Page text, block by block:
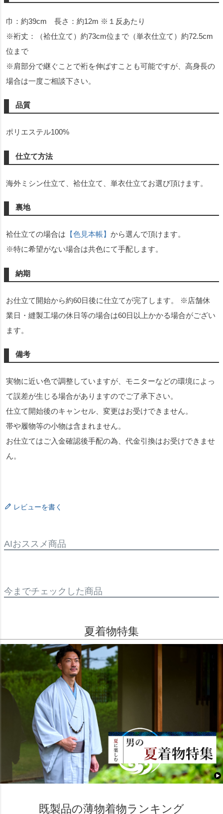
巾：約39cm 長さ：約12m ※１反あたり
※裄丈：（袷仕立て）約73cm位まで（単衣仕立て）約72.5cm
位まで
※肩部分で継ぐことで裄を伸ばすことも可能ですが、高身長の
場合は一度ご相談下さい。
品質
ポリエステル100%
仕立て方法
海外ミシン仕立て、袷仕立て、単衣仕立てお選び頂けます。
裏地
袷仕立ての場合は 【色見本帳】から選んで頂けます。
※特に希望がない場合は共色にて手配します。
納期
お仕立て開始から約60日後に仕立てが完了します。 ※店舗休
業日・縫製工場の休日等の場合は60日以上かかる場合がござい
ます。
備考
実物に近い色で調整していますが、モニターなどの環境によっ
て誤差が生じる場合がありますのでご了承下さい。
仕立て開始後のキャンセル、変更はお受けできません。
帯や履物等の小物は含まれません。
お仕立てはご入金確認後手配の為、代金引換はお受けできませ
ん。
レビューを書く
AIおススメ商品
今までチェックした商品
夏着物特集
既製品の薄物着物ランキング